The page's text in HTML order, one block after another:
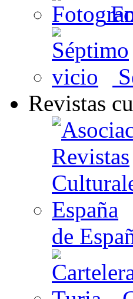
Revistas
de